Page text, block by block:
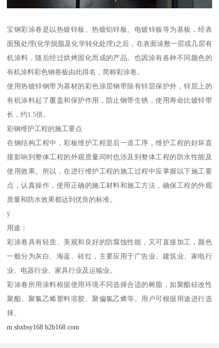
宝钢彩涂卷是以热镀锌板、热镀铝锌板、电镀锌板等为基板，经表
面预处理(化学脱脂及化学转化处理)之后，在表面涂敷一层或几层有
机涂料，随后经过烘烤固化而成的产品。也因涂有各种不同颜色的
有机涂料彩色钢卷板由此得名，简称彩涂卷。
使用热镀锌钢带为基材的彩色涂层钢带除有锌层保护外，锌层上的
有机涂料起了覆盖和保护作用，防止钢带生锈，使用寿命比镀锌带
长，约1.5倍。
彩钢维护工程的施工要点
在钢结构工程中，彩板维护工程是后一道工序，维护工程的好坏直
接影响到整体工程的外观质量同时也涉及到整体工程的防水性能及
使用效果。所以，在进行维护工程的施工过程中应掌握以下施工要
点，认真操作，使用正确的施工材料和施工方法，确保工程的外观
质量和防水效果都达到优良的标准。
ÿ
用途：
彩涂卷具有轻质、美观和良好的防腐蚀性能，又可直接加工，颜色
一般分为灰白、海蓝、砖红，主要应用于广告业、建筑业、家电行
业、电器行业、家具行业及运输业。
彩涂卷所用涂料根据使用环境不同选择合适的树脂，如聚酯硅改性
聚酯、聚氯乙烯塑料溶胶、聚偏氯乙烯等。用户可根据用途进行选
择。
m.shxbsy168.b2b168.com